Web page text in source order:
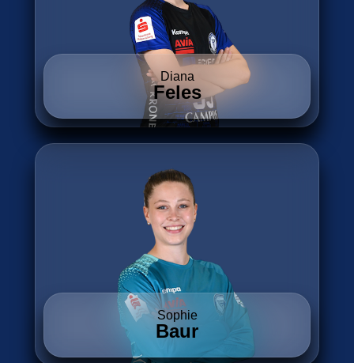
Diana
Feles
Sophie
Baur